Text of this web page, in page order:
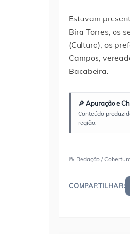
Estavam
Bira Torres, os
(Cultura), os
Campos,
Bacabeira.
🔎 Apuração e
Conteúdo
região.
📝 Redação /
COMPARTILHAR: